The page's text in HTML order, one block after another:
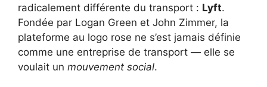
radicalement différente du transport : Lyft.
Fondée par Logan Green et John Zimmer, la
plateforme au logo rose ne s’est jamais définie
comme une entreprise de transport — elle se
voulait un mouvement social.